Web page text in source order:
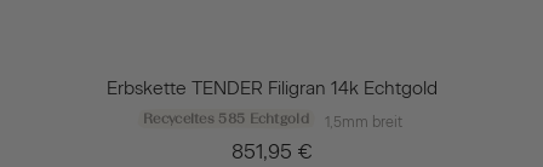
Erbskette TENDER Filigran 14k Echtgold
Recyceltes 585 Echtgold 1,5mm breit
851,95 €